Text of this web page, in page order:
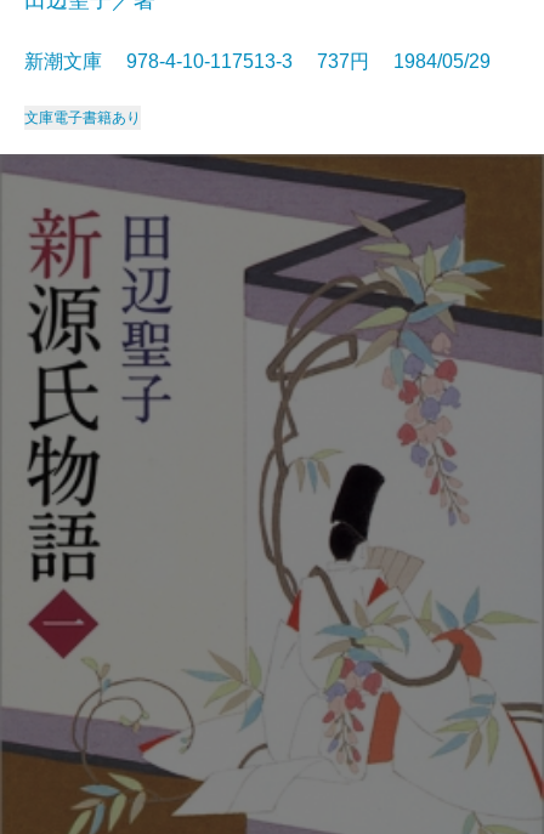
新潮文庫 978-4-10-117513-3 737円 1984/05/29
文庫電子書籍あり